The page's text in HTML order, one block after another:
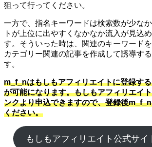
狙って行ってください。
一方で、指名キーワードは検索数が少な
トが上位に出やすくなかなか流入が見込
す。そういった時は、関連のキーワードを
カテゴリー関連の記事を作成して誘導す
す。
m_f_nはもしもアフィリエイトに登録す
が可能になります。もしもアフィリエイ
ンクより申込できますので、登録後
ください。
もしもアフィリエイト公式サイ